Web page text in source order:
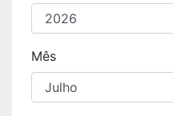
Mês